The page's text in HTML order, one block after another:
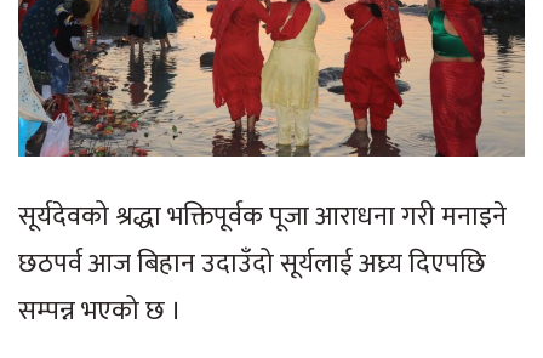
सूर्यदेवको श्रद्धा भक्तिपूर्वक पूजा आराधना गरी मनाइने
छठपर्व आज बिहान उदाउँदो सूर्यलाई अघ्र्य दिएपछि
सम्पन्न भएको छ ।